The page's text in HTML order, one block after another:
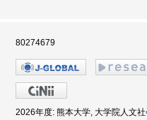
80274679
2026年度: 熊本大学, 大学院人文